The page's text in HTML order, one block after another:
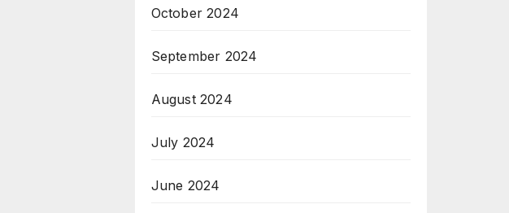
October 2024
September 2024
August 2024
July 2024
June 2024